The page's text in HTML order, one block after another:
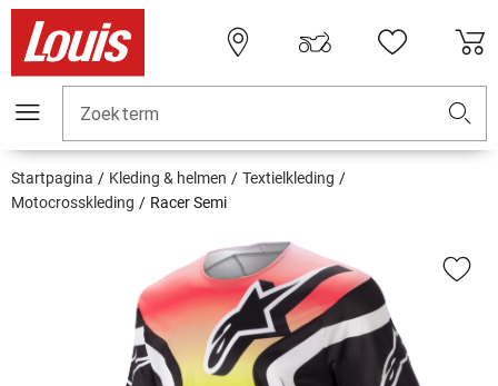
Zoekterm
Startpagina Kleding & helmen
Textielkleding
Motocrosskleding
Racer Semi